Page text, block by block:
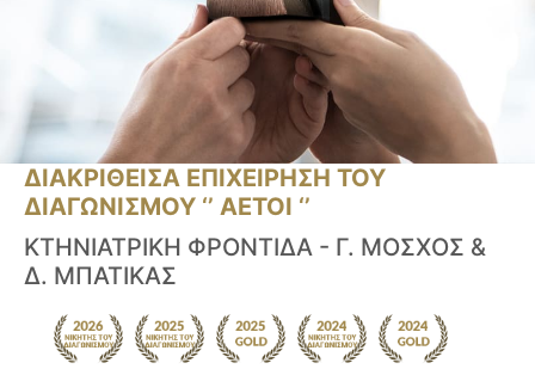
ΔΙΑΚΡΙΘΕΙΣΑ ΕΠΙΧΕΙΡΗΣΗ ΤΟΥ
ΔΙΑΓΩΝΙΣΜΟΥ ‘’ ΑΕΤΟΙ ‘’
ΚΤΗΝΙΑΤΡΙΚΗ ΦΡΟΝΤΙΔΑ - Γ. ΜΟΣΧΟΣ &
Δ. ΜΠΑΤΙΚΑΣ